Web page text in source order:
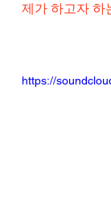
제가 하고자 하
https://